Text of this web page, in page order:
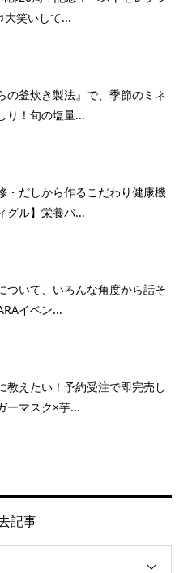
大笑いして...
の釜炊き製法』で、季節のミネ
り！旬の塩量...
・だしから作るこだわり健康機
グル】栄養バ...
ついて、いろんな角度から話そ
イベン...
教えたい！予約受注で即完売し
ーマスク×芋...
記事